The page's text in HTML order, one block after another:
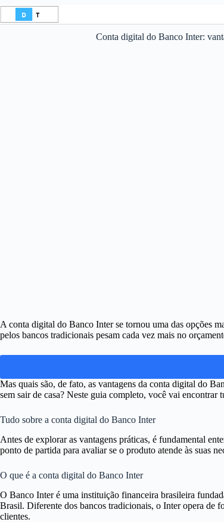
Pular
para
Conta digital do Banco Inter:
A conta digital do Banco Inter se tornou uma das opções
pelos bancos tradicionais pesam cada vez mais no
Mas quais são, de fato, as vantagens da conta digital do
sem sair de casa? Neste guia completo, você vai
Tudo sobre a conta digital do Banco Inter
Antes de explorar as vantagens práticas, é fundamental
ponto de partida para avaliar se o produto atende às suas
O que é a conta digital do Banco Inter
O Banco Inter é uma instituição financeira brasileira
Brasil. Diferente dos bancos tradicionais, o Inter opera de
clientes.